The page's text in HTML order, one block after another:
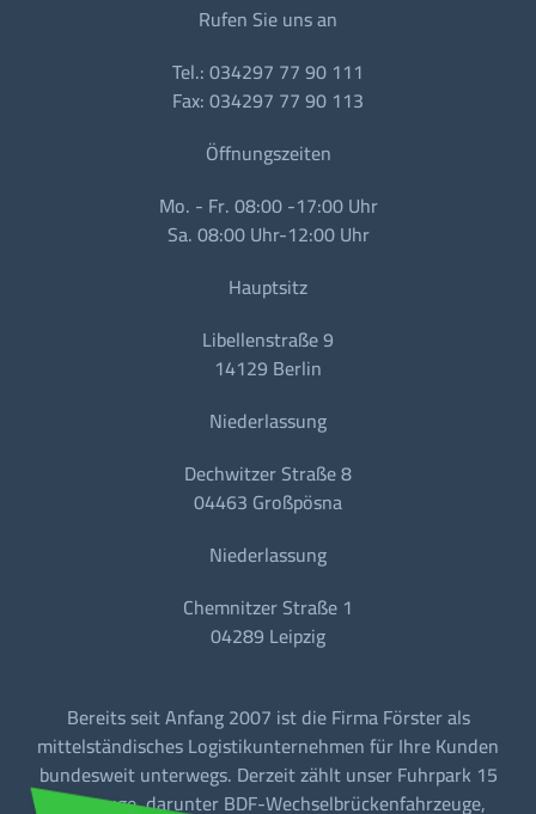
Rufen Sie uns an
Tel.: 034297 77 90 111
Fax: 034297 77 90 113
Öffnungszeiten
Mo. - Fr. 08:00 -17:00 Uhr
Sa. 08:00 Uhr-12:00 Uhr
Hauptsitz
Libellenstraße 9
14129 Berlin
Niederlassung
Dechwitzer Straße 8
04463 Großpösna
Niederlassung
Chemnitzer Straße 1
04289 Leipzig
Bereits seit Anfang 2007 ist die Firma Förster als
mittelständisches Logistikunternehmen für Ihre Kunden
bundesweit unterwegs. Derzeit zählt unser Fuhrpark 15
Fahrzeuge, darunter BDF-Wechselbrückenfahrzeuge,